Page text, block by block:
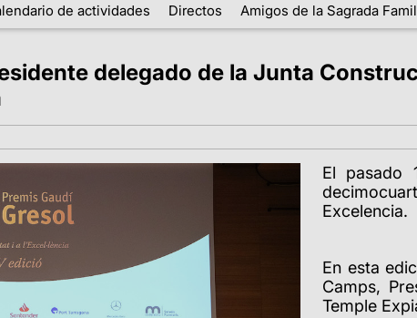
de actividades Directos Amigos de la Sagrada
delegado de la Junta
El pasado
Excelencia.
En esta
Camps,
Temple